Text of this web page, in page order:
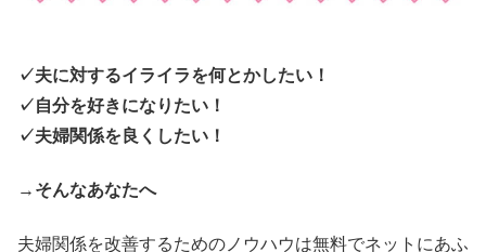
✓夫に対するイライラを何とかしたい！
✓自分を好きになりたい！
✓夫婦関係を良くしたい！
→ そんなあなたへ
夫婦関係を改善するためのノウハウは無料でネットにあふ